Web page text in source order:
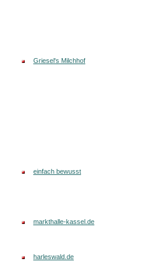
Griesel's Milchhof
einfach bewusst
markthalle-kassel.de
harleswald.de